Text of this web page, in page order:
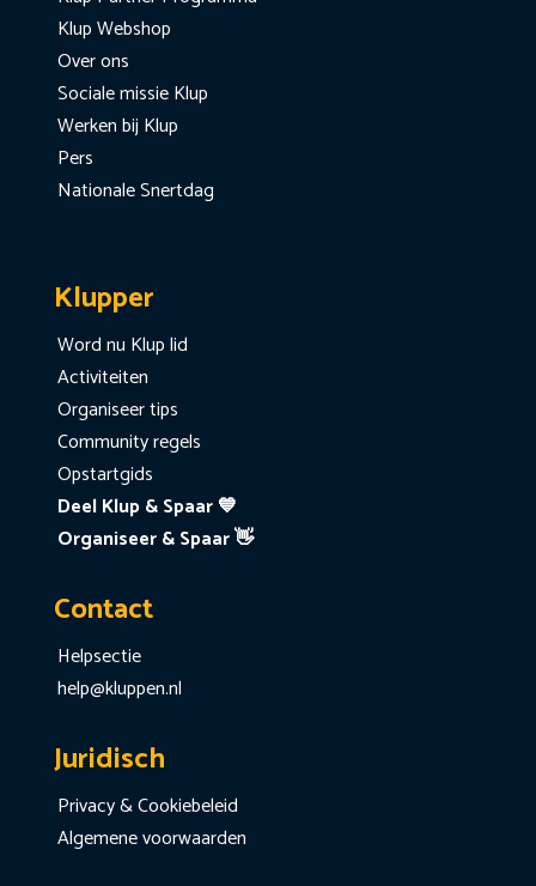
Klup Webshop
Over ons
Sociale missie Klup
Werken bij Klup
Pers
Nationale Snertdag
Klupper
Word nu Klup lid
Activiteiten
Organiseer tips
Community regels
Opstartgids
Deel Klup & Spaar 💙
Organiseer & Spaar 👋
Contact
Helpsectie
help@kluppen.nl
Juridisch
Privacy & Cookiebeleid
Algemene voorwaarden